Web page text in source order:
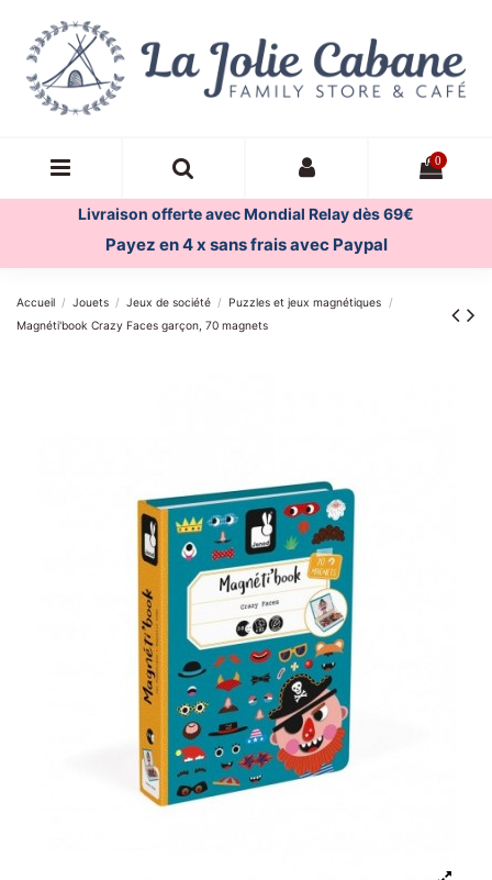
0
Livraison offerte avec Mondial Relay dès 69€
Payez en 4 x sans frais avec Paypal
Accueil Jouets Jeux de société
Puzzles et jeux magnétiques
Magnéti'book Crazy Faces garçon, 70 magnets